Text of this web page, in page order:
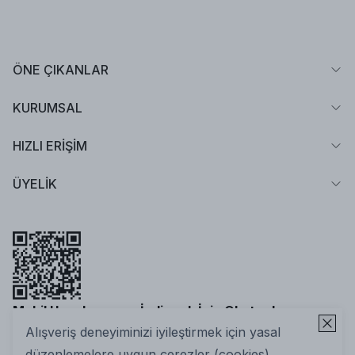
Alışveriş deneyiminizi iyileştirmek için yasal
ÖNE ÇIKANLAR
KURUMSAL
HIZLI ERİŞİM
ÜYELİK
Mobil Uygulamamızı İndirmek İçin Okutun!